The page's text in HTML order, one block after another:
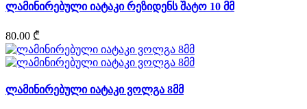
ლამინირებული იატაკი რეზიდენს შატო 10 მმ
80.00 ₾
ლამინირებული იატაკი ვოლგა 8მმ